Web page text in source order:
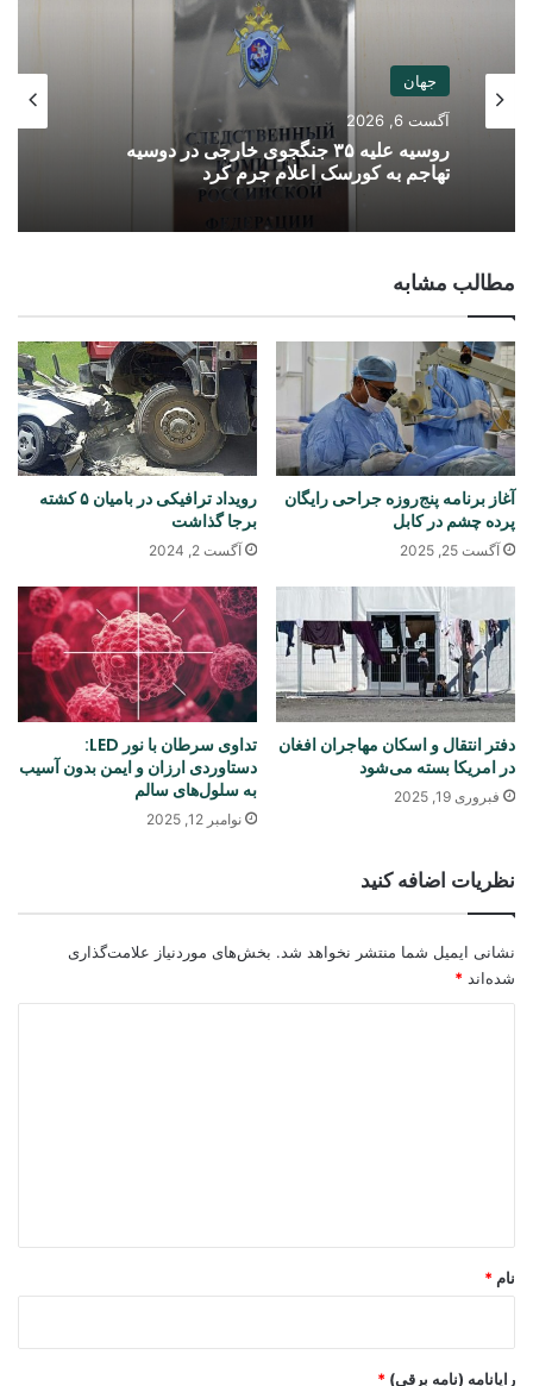
جهان
آگست 6, 2026
روسیه علیه ۳۵ جنگجوی خارجی در دوسیه
تهاجم به کورسک اعلام جرم کرد
مطالب مشابه
آغاز برنامه پنج‌روزه جراحی رایگان
پرده چشم در کابل
آگست 25, 2025
رویداد ترافیکی در بامیان ۵ کشته
برجا گذاشت
آگست 2, 2024
دفتر انتقال و اسکان مهاجران افغان
در امریکا بسته می‌شود
فبروری 19, 2025
تداوی سرطان با نور LED:
دستاوردی ارزان و ایمن بدون آسیب
به سلول‌های سالم
نوامبر 12, 2025
نظریات اضافه کنید
نشانی ایمیل شما منتشر نخواهد شد. بخش‌های موردنیاز علامت‌گذاری
شده‌اند *
نام *
رایانامه (نامه برقی) *